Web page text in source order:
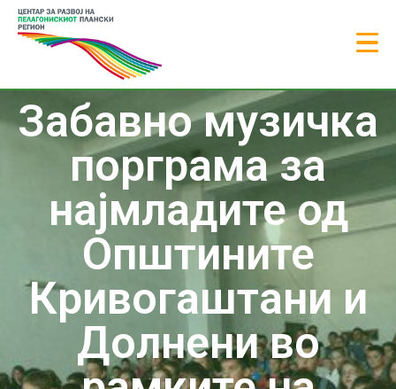
Забавно музичка
порграма за
најмладите од
Општините
Кривогаштани и
Долнени во